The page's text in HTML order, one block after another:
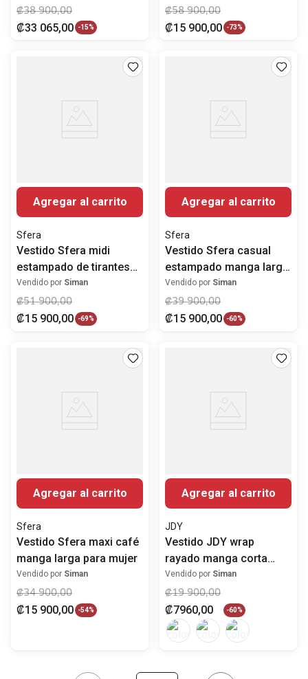
₡38 900,00
₡33 065,00 -15%
₡58 900,00
₡15 900,00 -73%
Agregar al carrito
Sfera
Vestido Sfera midi
estampado de tirantes
para mujer
Vendido por Siman
₡51 900,00
₡15 900,00 -69%
Agregar al carrito
Sfera
Vestido Sfera casual
estampado manga larga
para mujer
Vendido por Siman
₡39 900,00
₡15 900,00 -60%
Agregar al carrito
Sfera
Vestido Sfera maxi café
manga larga para mujer
Vendido por Siman
₡34 900,00
₡15 900,00 -54%
Agregar al carrito
JDY
Vestido JDY wrap
rayado manga corta
para mujer
Vendido por Siman
₡19 900,00
₡7960,00 -60%